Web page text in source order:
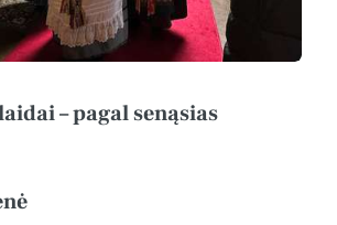
– pagal senąsias